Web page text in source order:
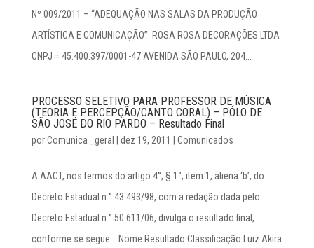
Nº 009/2011 – “ADEQUAÇÃO NAS SALAS DA PRODUÇÃO
ARTÍSTICA E COMUNICAÇÃO”: ROSA ROSA DECORAÇÕES LTDA
CNPJ = 45.400.397/0001-47 AVENIDA SÃO PAULO, 204...
PROCESSO SELETIVO PARA PROFESSOR DE MÚSICA
(TEORIA E PERCEPÇÃO/CANTO CORAL) – PÓLO DE
SÃO JOSÉ DO RIO PARDO – Resultado Final
porComunica _geral dez 19, 2011 Comunicados
A AACT, nos termos do artigo 4°, § 1°, item 1, aliena ‘b’, do
Decreto Estadual n.° 43.493/98, com a redação dada pelo
Decreto Estadual n.° 50.611/06, divulga o resultado final,
conforme se segue: Nome Resultado Classificação Luiz Akira